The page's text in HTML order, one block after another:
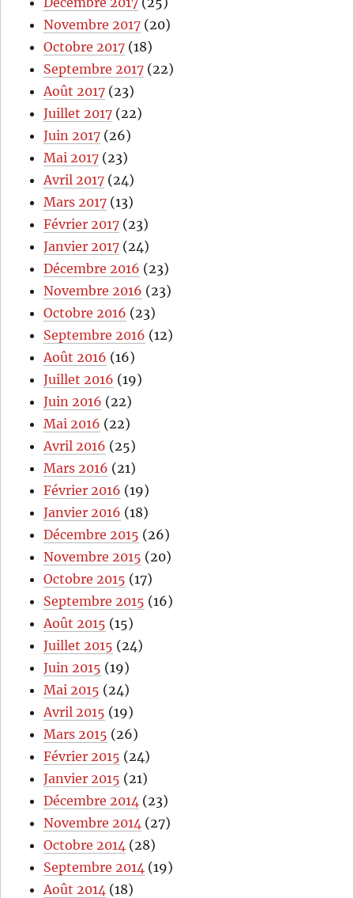
Novembre 2017 (20)
Octobre 2017 (18)
Septembre 2017 (22)
Août 2017 (23)
Juillet 2017 (22)
Juin 2017 (26)
Mai 2017 (23)
Avril 2017 (24)
Mars 2017 (13)
Février 2017 (23)
Janvier 2017 (24)
Décembre 2016 (23)
Novembre 2016 (23)
Octobre 2016 (23)
Septembre 2016 (12)
Août 2016 (16)
Juillet 2016 (19)
Juin 2016 (22)
Mai 2016 (22)
Avril 2016 (25)
Mars 2016 (21)
Février 2016 (19)
Janvier 2016 (18)
Décembre 2015 (26)
Novembre 2015 (20)
Octobre 2015 (17)
Septembre 2015 (16)
Août 2015 (15)
Juillet 2015 (24)
Juin 2015 (19)
Mai 2015 (24)
Avril 2015 (19)
Mars 2015 (26)
Février 2015 (24)
Janvier 2015 (21)
Décembre 2014 (23)
Novembre 2014 (27)
Octobre 2014 (28)
Septembre 2014 (19)
Août 2014 (18)